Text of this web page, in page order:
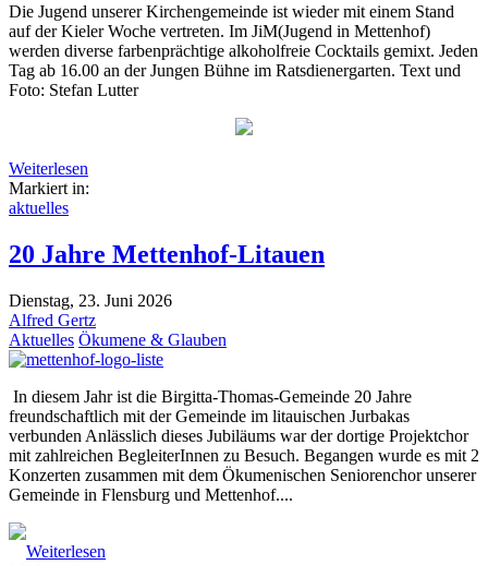
Die Jugend unserer Kirchengemeinde ist wieder mit einem Stand
auf der Kieler Woche vertreten. Im JiM(Jugend in Mettenhof)
werden diverse farbenprächtige alkoholfreie Cocktails gemixt. Jeden
Tag ab 16.00 an der Jungen Bühne im Ratsdienergarten. Text und
Foto: Stefan Lutter
Weiterlesen
Markiert in:
aktuelles
20 Jahre Mettenhof-Litauen
Dienstag, 23. Juni 2026
Alfred Gertz
Aktuelles Ökumene & Glauben
In diesem Jahr ist die Birgitta-Thomas-Gemeinde 20 Jahre
freundschaftlich mit der Gemeinde im litauischen Jurbakas
verbunden Anlässlich dieses Jubiläums war der dortige Projektchor
mit zahlreichen BegleiterInnen zu Besuch. Begangen wurde es mit 2
Konzerten zusammen mit dem Ökumenischen Seniorenchor unserer
Gemeinde in Flensburg und Mettenhof....
Weiterlesen